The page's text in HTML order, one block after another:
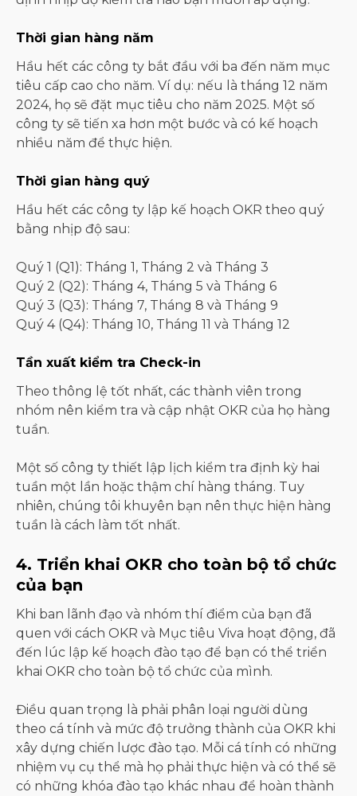
Thời gian hàng năm
Hầu hết các công ty bắt đầu với ba đến năm mục
tiêu cấp cao cho năm. Ví dụ: nếu là tháng 12 năm
2024, họ sẽ đặt mục tiêu cho năm 2025. Một số
công ty sẽ tiến xa hơn một bước và có kế hoạch
nhiều năm để thực hiện.
Thời gian hàng quý
Hầu hết các công ty lập kế hoạch OKR theo quý
bằng nhịp độ sau:
Quý 1 (Q1): Tháng 1, Tháng 2 và Tháng 3
Quý 2 (Q2): Tháng 4, Tháng 5 và Tháng 6
Quý 3 (Q3): Tháng 7, Tháng 8 và Tháng 9
Quý 4 (Q4): Tháng 10, Tháng 11 và Tháng 12
Tần xuất kiểm tra Check-in
Theo thông lệ tốt nhất, các thành viên trong
nhóm nên kiểm tra và cập nhật OKR của họ hàng
tuần.
Một số công ty thiết lập lịch kiểm tra định kỳ hai
tuần một lần hoặc thậm chí hàng tháng. Tuy
nhiên, chúng tôi khuyên bạn nên thực hiện hàng
tuần là cách làm tốt nhất.
4. Triển khai OKR cho toàn bộ tổ chức
của bạn
Khi ban lãnh đạo và nhóm thí điểm của bạn đã
quen với cách OKR và Mục tiêu Viva hoạt động, đã
đến lúc lập kế hoạch đào tạo để bạn có thể triển
khai OKR cho toàn bộ tổ chức của mình.
Điều quan trọng là phải phân loại người dùng
theo cá tính và mức độ trưởng thành của OKR khi
xây dựng chiến lược đào tạo. Mỗi cá tính có những
nhiệm vụ cụ thể mà họ phải thực hiện và có thể sẽ
có những khóa đào tạo khác nhau để hoàn thành